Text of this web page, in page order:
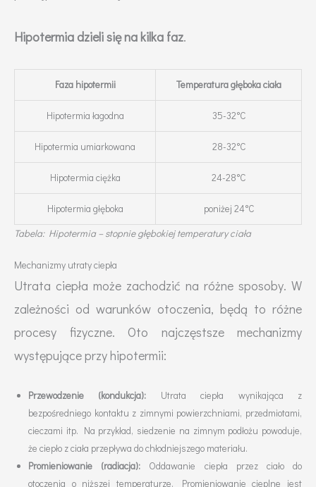
Hipotermia dzieli się na kilka faz.
Faza hipotermii Temperatura głęboka ciała
Hipotermia łagodna 35-32°C
Hipotermia umiarkowana 28-32°C
Hipotermia ciężka 24-28°C
Hipotermia głęboka
poniżej 24°C
Tabela: Hipotermia – stopnie głębokiej temperatury ciała
Mechanizmy utraty ciepła
Utrata ciepła może zachodzić na różne sposoby. W
zależności od warunków otoczenia, będą to różne
procesy fizyczne. Oto najczęstsze mechanizmy
występujące przy hipotermii:
Przewodzenie (kondukcja): Utrata ciepła wynikająca z
bezpośredniego kontaktu z zimnymi powierzchniami, przedmiotami,
cieczami itp. Na przykład, siedzenie na zimnym podłożu powoduje,
że ciepło z ciała przepływa do chłodniejszego materiału.
Promieniowanie (radiacja): Oddawanie ciepła przez ciało do
otoczenia o niższej temperaturze. Promieniowanie cieplne jest